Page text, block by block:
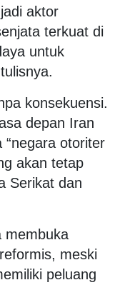
aktor
terkuat di
untuk
konsekuensi.
depan Iran
“negara otoriter
akan tetap
Serikat dan
membuka
meski
peluang